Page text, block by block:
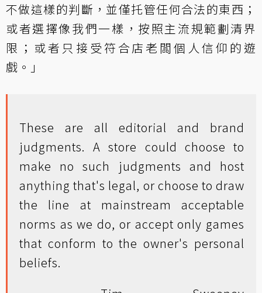
不做這樣的判斷，並僅托管任何合法的東西；
或者選擇像我們一樣，按照主流規範劃清界
限；或者只接受符合店老闆個人信仰的遊
戲。」
These are all editorial and brand
judgments. A store could choose to
make no such judgments and host
anything that's legal, or choose to draw
the line at mainstream acceptable
norms as we do, or accept only games
that conform to the owner's personal
beliefs.